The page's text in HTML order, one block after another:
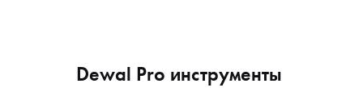
Dewal Pro инструменты